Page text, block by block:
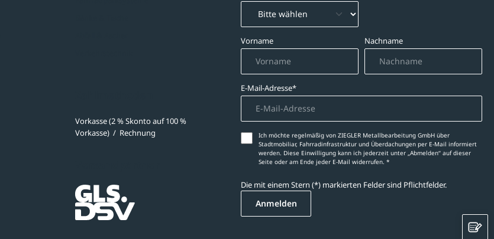
Vorkasse (2 % Skonto auf 100 %
Vorkasse) / Rechnung
Vorname Nachname
E-Mail-Adresse*
Ich möchte regelmäßig von ZIEGLER Metallbearbeitung GmbH über
Stadtmobiliar, Fahrradinfrastruktur und Überdachungen per E-Mail informiert
werden. Diese Einwilligung kann ich jederzeit unter „Abmelden‘‘ auf dieser
Seite oder am Ende jeder E-Mail widerrufen. *
Die mit einem Stern (*) markierten Felder sind Pflichtfelder.
Anmelden